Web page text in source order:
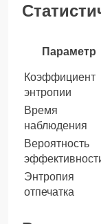
Параметр
Коэффициент
энтропии
Время
наблюдения
Вероятность
Энтропия
отпечатка